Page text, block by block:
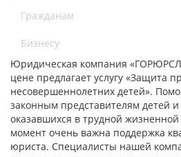
Гражданам
Бизнесу
Юридическая компания
цене предлагает услугу «Защита
несовершеннолетних детей».
законным представителям детей и
оказавшихся в трудной
момент очень важна поддержка
юриста. Специалисты нашей